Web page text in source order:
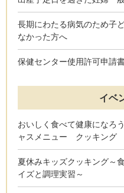
長期にわたる病気のため子
なかった方へ
保健センター使用許可申請
イベ
おいしく食べて健康になろ
ャスメニュー クッキング
夏休みキッズクッキング～
イズと調理実習～